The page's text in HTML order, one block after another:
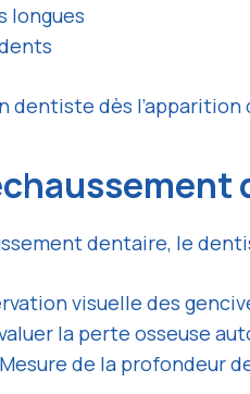
longues
dentiste dès
dentaire, le
visuelle des
la perte osseuse
de la profondeur